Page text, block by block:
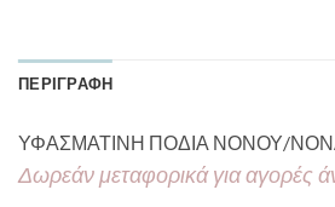
ΠΕΡΙΓΡΑΦΉ
ΥΦΑΣΜΑΤΙΝΗ ΠΟΔΙΑ ΝΟΝΟΥ/
Δωρεάν μεταφορικά για αγορές